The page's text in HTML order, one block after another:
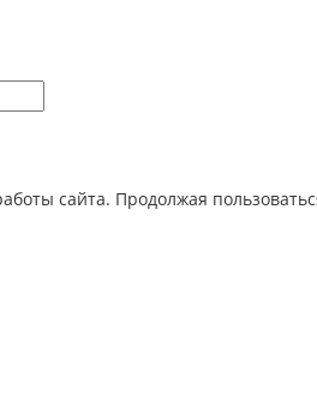
сайта. Продолжая